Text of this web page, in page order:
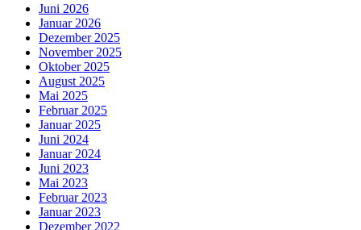
Juni 2026
Januar 2026
Dezember 2025
November 2025
Oktober 2025
August 2025
Mai 2025
Februar 2025
Januar 2025
Juni 2024
Januar 2024
Juni 2023
Mai 2023
Februar 2023
Januar 2023
Dezember 2022